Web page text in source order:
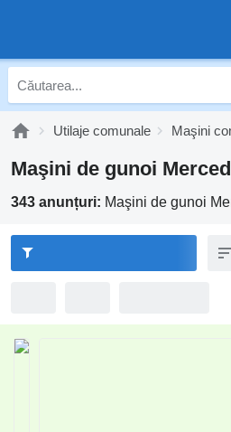
Utilaje comunale Maşini
Maşini de gunoi
343 anunțuri: Maşini de gunoi